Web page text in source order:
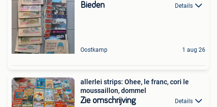
Bieden Details
Oostkamp 1 aug 26
allerlei strips: Ohee, le franc, cori le
moussaillon, dommel
Zie omschrijving Details